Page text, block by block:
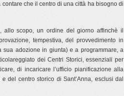
che il centro di una città ha bisogno di
allo scopo, un ordine del giorno affinchè il
tempestiva, del provvedimento in
adozione in giunta) e a programmare, a
dei Centri Storici, essenziali per
di incaricare l’ufficio pianificazione alla
del centro storico di Sant’Anna, esclusi dal